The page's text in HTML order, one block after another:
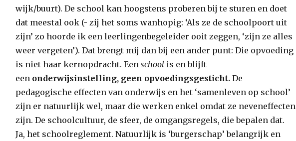
wijk/buurt). De school kan hoogstens proberen bij te sturen en doet
dat meestal ook (- zij het soms wanhopig: ‘Als ze de schoolpoort uit
zijn’ zo hoorde ik een leerlingenbegeleider ooit zeggen, ‘zijn ze alles
weer vergeten’). Dat brengt mij dan bij een ander punt: Die opvoeding
is niet haar kernopdracht. Een school is en blijft
een onderwijsinstelling, geen opvoedingsgesticht.De
pedagogische effecten van onderwijs en het ‘samenleven op school’
zijn er natuurlijk wel, maar die werken enkel omdat ze neveneffecten
zijn. De schoolcultuur, de sfeer, de omgangsregels, die bepalen dat.
Ja, het schoolreglement. Natuurlijk is ‘burgerschap’ belangrijk en